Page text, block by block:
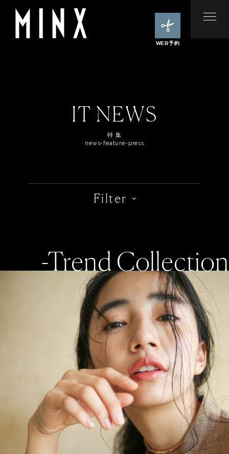
WEB予約
IT NEWS
特 集
news-feature-press
Filter
-Trend Collection